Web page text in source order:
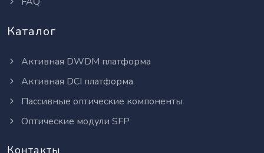
Каталог
Активная DWDM платформа
Активная DCI платформа
Пассивные оптические компоненты
Оптические модули SFP
Контакты